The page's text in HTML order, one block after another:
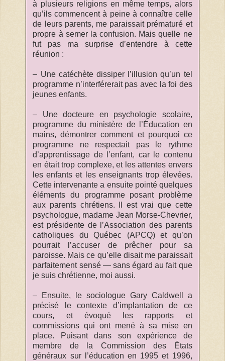
à plusieurs religions en même temps, alors
qu’ils commencent à peine à connaître celle
de leurs parents, me paraissait prématuré et
propre à semer la confusion. Mais quelle ne
fut pas ma surprise d’entendre à cette
réunion :
– Une catéchète dissiper l’illusion qu’un tel
programme n’interférerait pas avec la foi des
jeunes enfants.
– Une docteure en psychologie scolaire,
programme du ministère de l’Éducation en
mains, démontrer comment et pourquoi ce
programme ne respectait pas le rythme
d’apprentissage de l’enfant, car le contenu
en était trop complexe, et les attentes envers
les enfants et les enseignants trop élevées.
Cette intervenante a ensuite pointé quelques
éléments du programme posant problème
aux parents chrétiens. Il est vrai que cette
psychologue, madame Jean Morse-Chevrier,
est présidente de l’Association des parents
catholiques du Québec (APCQ) et qu’on
pourrait l’accuser de prêcher pour sa
paroisse. Mais ce qu’elle disait me paraissait
parfaitement sensé — sans égard au fait que
je suis chrétienne, moi aussi.
– Ensuite, le sociologue Gary Caldwell a
précisé le contexte d’implantation de ce
cours, et évoqué les rapports et
commissions qui ont mené à sa mise en
place. Puisant dans son expérience de
membre de la Commission des États
généraux sur l’éducation en 1995 et 1996,